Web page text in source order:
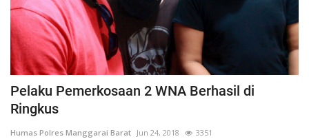
Pelaku Pemerkosaan 2 WNA Berhasil di
Ringkus
Humas Polres Manggarai Barat Jun 24, 2018 3351